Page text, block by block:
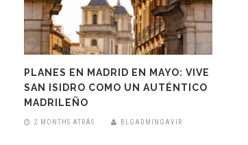
PLANES EN MADRID EN MAYO: VIVE
SAN ISIDRO COMO UN AUTÉNTICO
MADRILEÑO
2 MONTHS ATRÁS BLGADMINGAVIR